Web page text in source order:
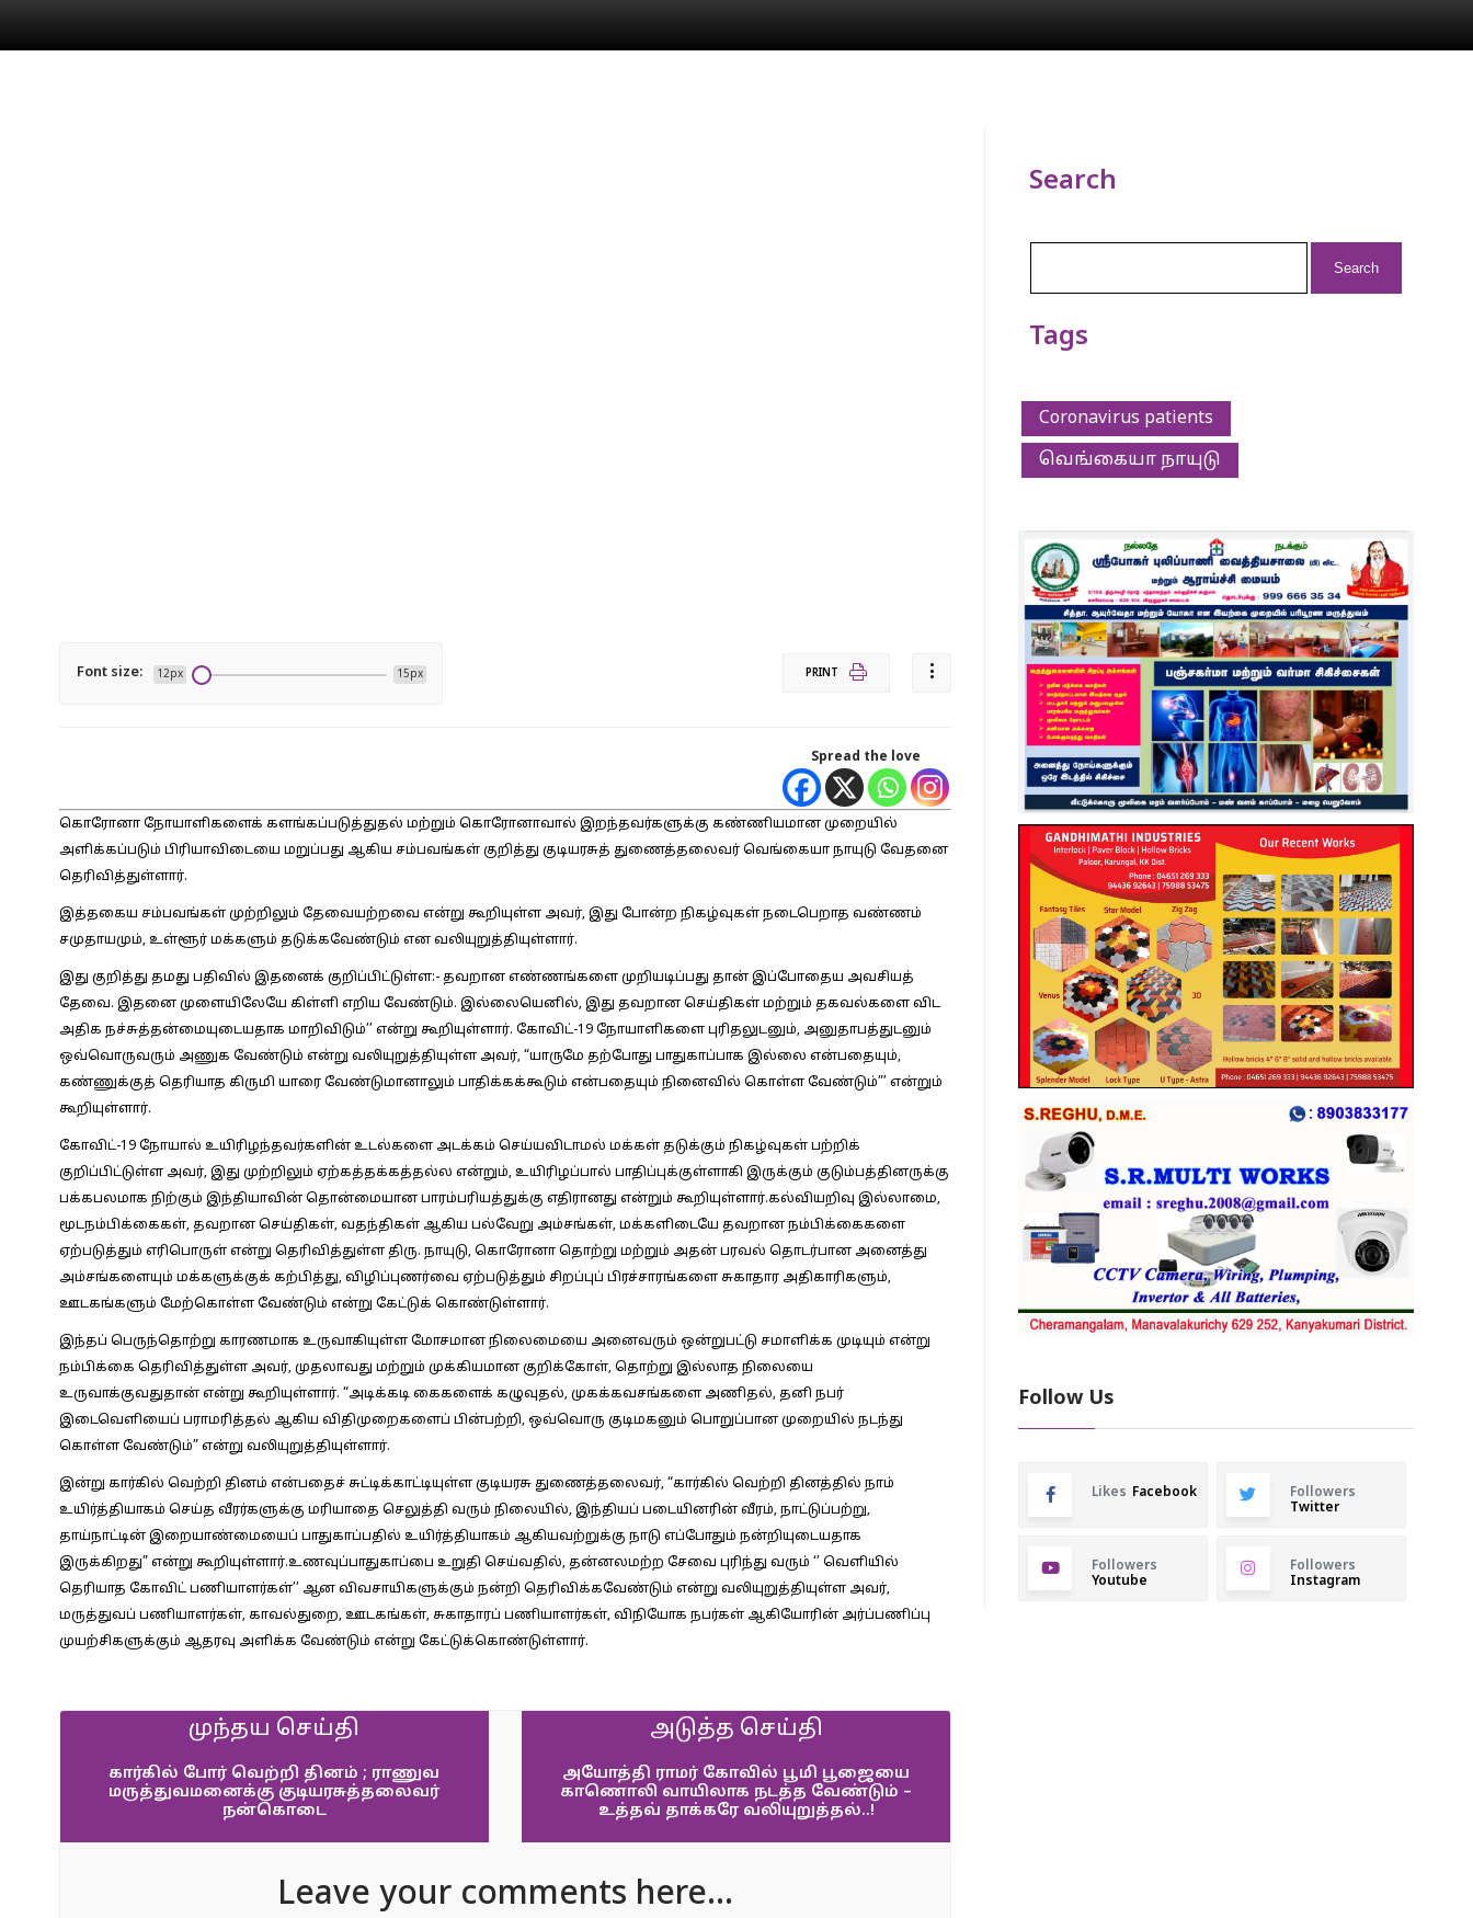
Font size: 12px 15px PRINT
Spread the love
கொரோனா நோயாளிகளைக் களங்கப்படுத்துதல் மற்றும் கொரோனாவால் இறந்தவர்களுக்கு கண்ணியமான முறையில்
அளிக்கப்படும் பிரியாவிடையை மறுப்பது ஆகிய சம்பவங்கள் குறித்து குடியரசுத் துணைத்தலைவர் வெங்கையா நாயுடு வேதனை
தெரிவித்துள்ளார்.
இத்தகைய சம்பவங்கள் முற்றிலும் தேவையற்றவை என்று கூறியுள்ள அவர், இது போன்ற நிகழ்வுகள் நடைபெறாத வண்ணம்
சமுதாயமும், உள்ளூர் மக்களும் தடுக்கவேண்டும் என வலியுறுத்தியுள்ளார்.
இது குறித்து தமது பதிவில் இதனைக் குறிப்பிட்டுள்ள:- தவறான எண்ணங்களை முறியடிப்பது தான் இப்போதைய அவசியத்
தேவை. இதனை முளையிலேயே கிள்ளி எறிய வேண்டும். இல்லையெனில், இது தவறான செய்திகள் மற்றும் தகவல்களை விட
அதிக நச்சுத்தன்மையுடையதாக மாறிவிடும்’’ என்று கூறியுள்ளார். கோவிட்-19 நோயாளிகளை புரிதலுடனும், அனுதாபத்துடனும்
ஒவ்வொருவரும் அணுக வேண்டும் என்று வலியுறுத்தியுள்ள அவர், “யாருமே தற்போது பாதுகாப்பாக இல்லை என்பதையும்,
கண்ணுக்குத் தெரியாத கிருமி யாரை வேண்டுமானாலும் பாதிக்கக்கூடும் என்பதையும் நினைவில் கொள்ள வேண்டும்”’ என்றும்
கூறியுள்ளார்.
கோவிட்-19 நோயால் உயிரிழந்தவர்களின் உடல்களை அடக்கம் செய்யவிடாமல் மக்கள் தடுக்கும் நிகழ்வுகள் பற்றிக்
குறிப்பிட்டுள்ள அவர், இது முற்றிலும் ஏற்கத்தக்கத்தல்ல என்றும், உயிரிழப்பால் பாதிப்புக்குள்ளாகி இருக்கும் குடும்பத்தினருக்கு
பக்கபலமாக நிற்கும் இந்தியாவின் தொன்மையான பாரம்பரியத்துக்கு எதிரானது என்றும் கூறியுள்ளார்.கல்வியறிவு இல்லாமை,
மூடநம்பிக்கைகள், தவறான செய்திகள், வதந்திகள் ஆகிய பல்வேறு அம்சங்கள், மக்களிடையே தவறான நம்பிக்கைகளை
ஏற்படுத்தும் எரிபொருள் என்று தெரிவித்துள்ள திரு. நாயுடு, கொரோனா தொற்று மற்றும் அதன் பரவல் தொடர்பான அனைத்து
அம்சங்களையும் மக்களுக்குக் கற்பித்து, விழிப்புணர்வை ஏற்படுத்தும் சிறப்புப் பிரச்சாரங்களை சுகாதார அதிகாரிகளும்,
ஊடகங்களும் மேற்கொள்ள வேண்டும் என்று கேட்டுக் கொண்டுள்ளார்.
இந்தப் பெருந்தொற்று காரணமாக உருவாகியுள்ள மோசமான நிலைமையை அனைவரும் ஒன்றுபட்டு சமாளிக்க முடியும் என்று
நம்பிக்கை தெரிவித்துள்ள அவர், முதலாவது மற்றும் முக்கியமான குறிக்கோள், தொற்று இல்லாத நிலையை
உருவாக்குவதுதான் என்று கூறியுள்ளார். “அடிக்கடி கைகளைக் கழுவுதல், முகக்கவசங்களை அணிதல், தனி நபர்
இடைவெளியைப் பராமரித்தல் ஆகிய விதிமுறைகளைப் பின்பற்றி, ஒவ்வொரு குடிமகனும் பொறுப்பான முறையில் நடந்து
கொள்ள வேண்டும்” என்று வலியுறுத்தியுள்ளார்.
இன்று கார்கில் வெற்றி தினம் என்பதைச் சுட்டிக்காட்டியுள்ள குடியரசு துணைத்தலைவர், “கார்கில் வெற்றி தினத்தில் நாம்
உயிர்த்தியாகம் செய்த வீரர்களுக்கு மரியாதை செலுத்தி வரும் நிலையில், இந்தியப் படையினரின் வீரம், நாட்டுப்பற்று,
தாய்நாட்டின் இறையாண்மையைப் பாதுகாப்பதில் உயிர்த்தியாகம் ஆகியவற்றுக்கு நாடு எப்போதும் நன்றியுடையதாக
இருக்கிறது” என்று கூறியுள்ளார்.உணவுப்பாதுகாப்பை உறுதி செய்வதில், தன்னலமற்ற சேவை புரிந்து வரும் ‘’ வெளியில்
தெரியாத கோவிட் பணியாளர்கள்’’ ஆன விவசாயிகளுக்கும் நன்றி தெரிவிக்கவேண்டும் என்று வலியுறுத்தியுள்ள அவர்,
மருத்துவப் பணியாளர்கள், காவல்துறை, ஊடகங்கள், சுகாதாரப் பணியாளர்கள், விநியோக நபர்கள் ஆகியோரின் அர்ப்பணிப்பு
முயற்சிகளுக்கும் ஆதரவு அளிக்க வேண்டும் என்று கேட்டுக்கொண்டுள்ளார்.
முந்தய செய்தி
கார்கில் போர் வெற்றி தினம் ; ராணுவ
மருத்துவமனைக்கு குடியரசுத்தலைவர்
நன்கொடை
அடுத்த செய்தி
அயோத்தி ராமர் கோவில் பூமி பூஜையை
காணொலி வாயிலாக நடத்த வேண்டும் –
உத்தவ் தாக்கரே வலியுறுத்தல்..!
Leave your comments here...
Search
Tags
Coronavirus patients
வெங்கையா நாயுடு
Follow Us
Likes Facebook
Followers
Twitter
Followers
Youtube
Followers
Instagram